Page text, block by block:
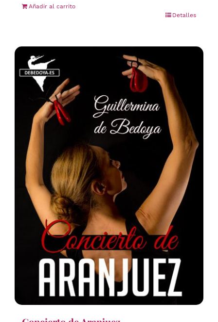
Añadir al carrito
Detalles